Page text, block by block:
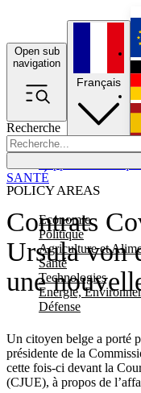
Open sub
navigation
Recherche
POLICY AREAS
Economie
Politique
Agriculture et
Santé
Technologies
Energie,
Défense
Français
Contrats
Ursula von
une
Un citoyen belge a porté
présidente de la
cette fois-ci devant la
(CJUE), à propos de
SANTÉ